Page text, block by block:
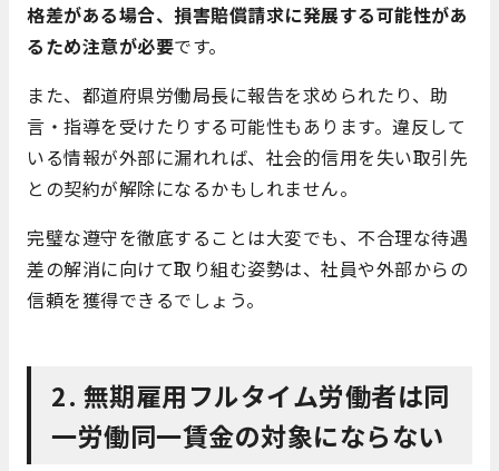
格差がある場合、損害賠償請求に発展する可能性があ
るため注意が必要です。
また、都道府県労働局長に報告を求められたり、助
言・指導を受けたりする可能性もあります。違反して
いる情報が外部に漏れれば、社会的信用を失い取引先
との契約が解除になるかもしれません。
完璧な遵守を徹底することは大変でも、不合理な待遇
差の解消に向けて取り組む姿勢は、社員や外部からの
信頼を獲得できるでしょう。
2. 無期雇用フルタイム労働者は同
一労働同一賃金の対象にならない